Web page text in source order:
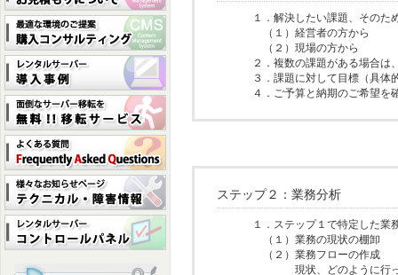
１．解決したい課題、そのた
（１）経営者の方から
（２）現場の方から
２．複数の課題がある場合は
３．課題に対して目標（具体
４．ご予算と納期のご希望を
ステップ２：業務分析
１．ステップ１で特定した業
（１）業務の現状の棚卸
（２）業務フローの作成
現状、どのように行って